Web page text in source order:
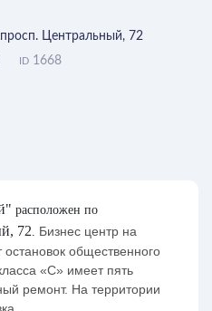
Центральный, 72
ID 1668
расположен по
72. Бизнес центр на
общественного
«С» имеет пять
ремонт. На территории